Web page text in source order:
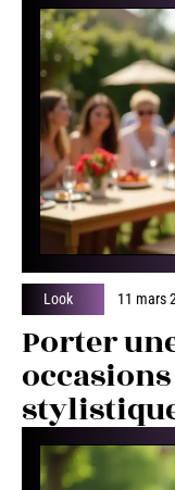
Look 11 mars
Porter